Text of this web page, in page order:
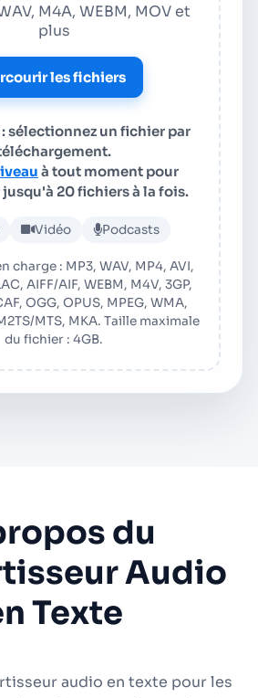
M4A, WEBM, MOV et
plus
les fichiers
sélectionnez un fichier par
à tout moment pour
20 fichiers à la fois.
Téléverser un fichier audio
Vidéo Podcasts
charge : MP3, WAV, MP4, AVI,
AIFF/AIF, WEBM, M4V, 3GP,
OGG, OPUS, MPEG, WMA,
MTS, MKA. Taille maximale
du fichier : 4GB.
du
Audio
Texte
audio en texte pour les